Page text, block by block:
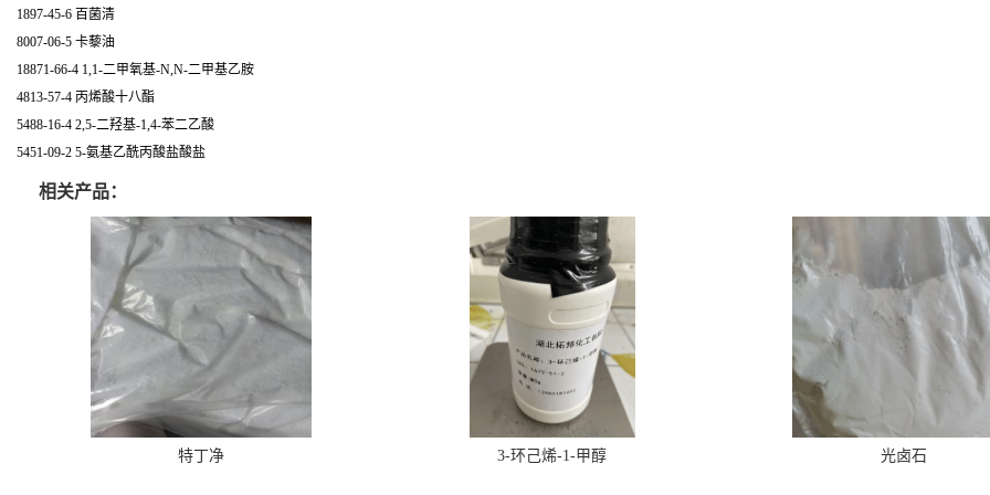
1897-45-6 百菌清
8007-06-5 卡藜油
18871-66-4 1,1-二甲氧基-N,N-二甲基乙胺
4813-57-4 丙烯酸十八酯
5488-16-4 2,5-二羟基-1,4-苯二乙酸
5451-09-2 5-氨基乙酰丙酸盐酸盐
相关产品：
特丁净 3-环己烯-1-甲醇 光卤石